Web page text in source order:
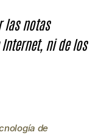
las notas
ni de los
de